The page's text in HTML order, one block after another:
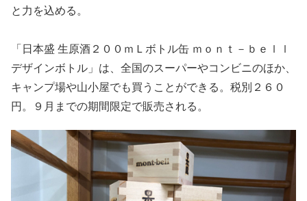
と力を込める。
「日本盛 生原酒２００ｍＬボトル缶 ｍｏｎｔ－ｂｅｌｌ
デザインボトル」は、全国のスーパーやコンビニのほか、
キャンプ場や山小屋でも買うことができる。税別２６０
円。９月までの期間限定で販売される。